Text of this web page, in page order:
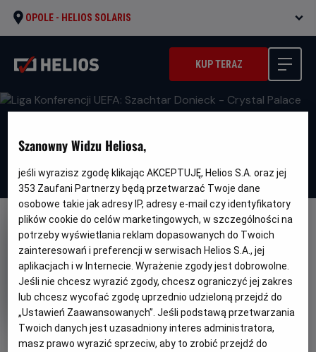
OPOLE - HELIOS SOLARIS
KUP TERAZ
OBSERWUJ
Liga Konferencji UEFA: Szachtar
Donieck - Crystal Palace
Gatunek
Sportowy
Czas
trwania
150 min
Kraj
i
rok
produkcji
Polska
Szanowny Widzu Heliosa,
jeśli wyrazisz zgodę klikając AKCEPTUJĘ, Helios S.A. oraz jej
353 Zaufani Partnerzy będą przetwarzać Twoje dane
osobowe takie jak adresy IP, adresy e-mail czy identyfikatory
plików cookie do celów marketingowych, w szczególności na
potrzeby wyświetlania reklam dopasowanych do Twoich
zainteresowań i preferencji w serwisach Helios S.A., jej
aplikacjach i w Internecie. Wyrażenie zgody jest dobrowolne.
Jeśli nie chcesz wyrazić zgody, chcesz ograniczyć jej zakres
lub chcesz wycofać zgodę uprzednio udzieloną przejdź do
„Ustawień Zaawansowanych”. Jeśli podstawą przetwarzania
Twoich danych jest uzasadniony interes administratora,
masz prawo wyrazić sprzeciw, aby to zrobić przejdź do